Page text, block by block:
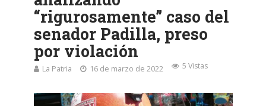
“rigurosamente” caso del
senador Padilla, preso
por violación
La Patria 16 de marzo de 2022 5 Vistas